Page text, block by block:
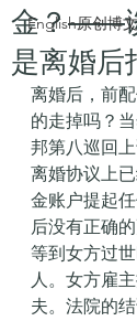
English原创博
金？——
是离婚后
离婚后，前
的走掉吗？
邦第八巡回
离婚协议上
金账户提起
后没有正确
等到女方过
人。女方雇
夫。法院的